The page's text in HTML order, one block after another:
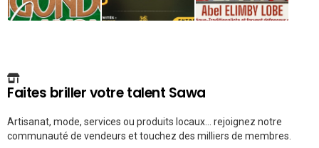
Faites briller votre talent Sawa
Artisanat, mode, services ou produits locaux... rejoignez notre
communauté de vendeurs et touchez des milliers de membres.